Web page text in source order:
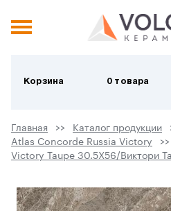
Корзина 0 товара
Главная Каталог продукции
Atlas Concorde Russia Victory
Victory Taupe 30.5X56/Виктори